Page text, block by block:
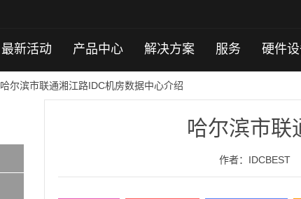
最新活动 产品中心 解决方案 服务 硬件
哈尔滨市联通湘江路IDC机房数据中心介绍
哈尔滨市联
作者：IDCBEST